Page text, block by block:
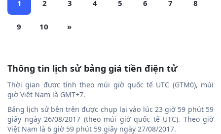
1 2 3 4 5 6 7 8
9 10 »
Thông tin lịch sử bảng giá tiền điện tử
Thời gian được tính theo múi giờ quốc tế UTC (GTM0), múi
giờ Việt Nam là GMT+7.
Bảng lịch sử bên trên được chụp lại vào lúc 23 giờ 59 phút 59
giây ngày 26/08/2017 (theo múi giờ quốc tế UTC). Theo giờ
Việt Nam là 6 giờ 59 phút 59 giây ngày 27/08/2017.